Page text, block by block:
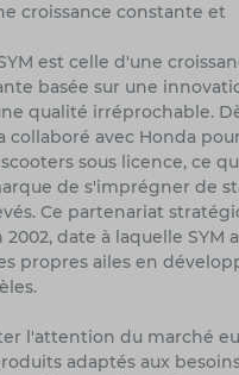
croissance constante et
est celle d'une
basée sur une
qualité irréprochable.
collaboré avec Honda
sous licence, ce
de s'imprégner de
Ce partenariat
date à laquelle SYM
propres ailes en
l'attention du marché
adaptés aux